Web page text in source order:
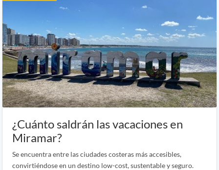
¿Cuánto saldrán las vacaciones en
Miramar?
Se encuentra entre las ciudades costeras más accesibles,
convirtiéndose en un destino low-cost, sustentable y seguro.